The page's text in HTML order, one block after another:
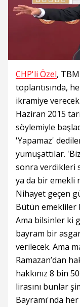
CHP'li Özel,
toplantısında,
ikramiye
Haziran 2015
söylemiyle
'Yapamaz'
yumuşattılar.
sonra verdikleri
ya da bir emekli
Nihayet geçen
Bütün emekliler
Ama bilsinler ki
bayram bir
verilecek. Ama
Ramazan’dan
hakkınız 8 bin
lirasını bunlar
Bayramı'nda